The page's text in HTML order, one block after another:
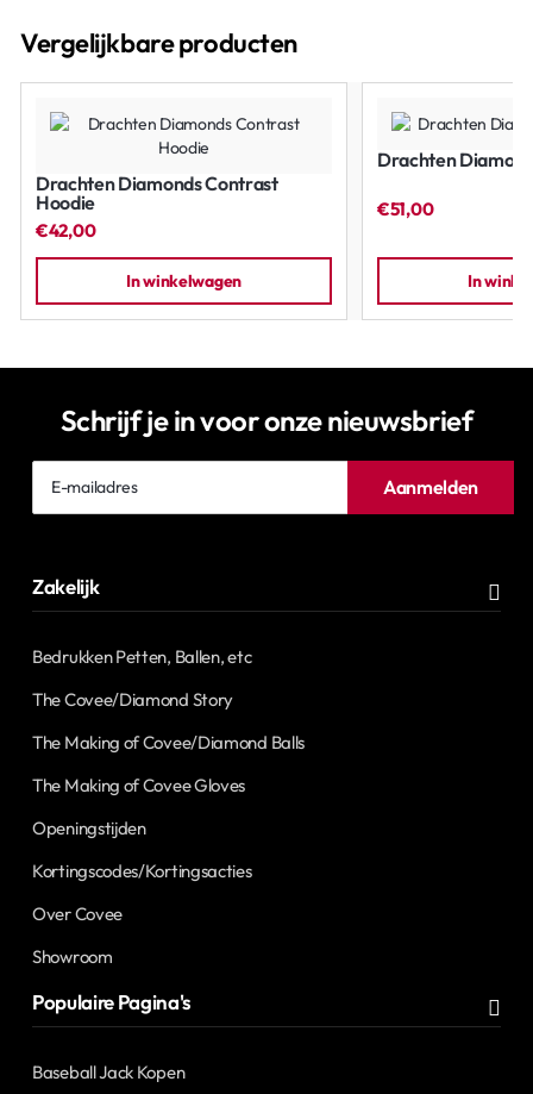
Vergelijkbare producten
Drachten Diamonds Contrast
Hoodie
€42,00
In winkelwagen
Drachten
€51,00
In
Schrijf je in voor onze nieuwsbrief
Aanmelden
Zakelijk
Bedrukken Petten, Ballen, etc
The Covee/Diamond Story
The Making of Covee/Diamond Balls
The Making of Covee Gloves
Openingstijden
Kortingscodes/Kortingsacties
Over Covee
Showroom
Populaire Pagina's
Baseball Jack Kopen